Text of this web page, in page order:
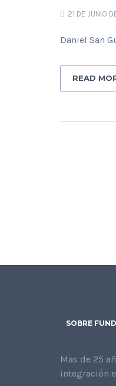
21 DE JUNIO
Daniel San
READ
SOBRE
Mas de 25
integración